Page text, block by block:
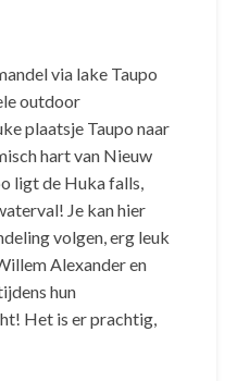
via lake Taupo
outdoor
plaatsje Taupo naar
hart van Nieuw
ligt de Huka falls,
Je kan hier
volgen, erg leuk
Alexander en
hun
Het is er prachtig,